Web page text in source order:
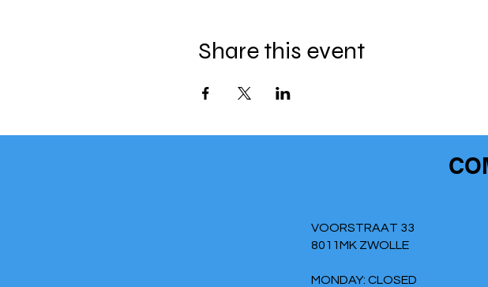
Share this event
VOORSTRAAT 33
8011MK ZWOLLE
MONDAY: CLOSED